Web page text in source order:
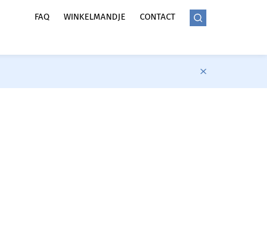
FAQ WINKELMANDJE CONTACT